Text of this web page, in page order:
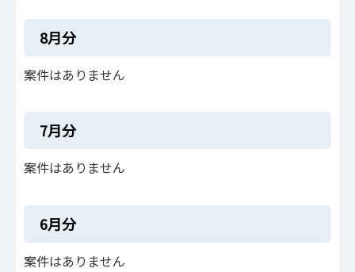
8月分
案件はありません
7月分
案件はありません
6月分
案件はありません